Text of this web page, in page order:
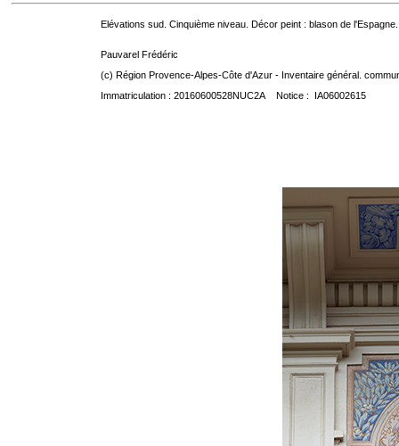
Elévations sud. Cinquième niveau. Décor peint : blason de l'Espagne.
Pauvarel Frédéric
(c) Région Provence-Alpes-Côte d'Azur - Inventaire général.
Immatriculation : 20160600528NUC2A Notice : IA06002615